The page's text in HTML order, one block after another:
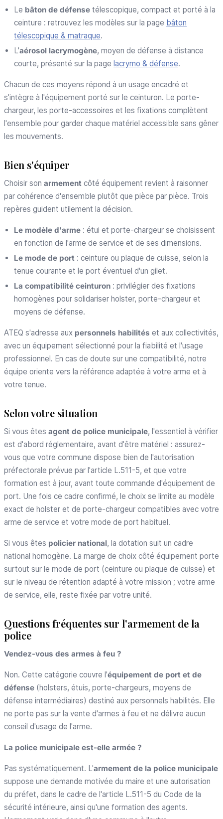
Le bâton de défense télescopique, compact et porté à la
ceinture : retrouvez les modèles sur la page bâton
télescopique & matraque.
L'aérosol lacrymogène, moyen de défense à distance
courte, présenté sur la page lacrymo & défense.
Chacun de ces moyens répond à un usage encadré et
s'intègre à l'équipement porté sur le ceinturon. Le porte-
chargeur, les porte-accessoires et les fixations complètent
l'ensemble pour garder chaque matériel accessible sans gêner
les mouvements.
Bien s'équiper
Choisir son armement côté équipement revient à raisonner
par cohérence d'ensemble plutôt que pièce par pièce. Trois
repères guident utilement la décision.
Le modèle d'arme : étui et porte-chargeur se choisissent
en fonction de l'arme de service et de ses dimensions.
Le mode de port : ceinture ou plaque de cuisse, selon la
tenue courante et le port éventuel d'un gilet.
La compatibilité ceinturon : privilégier des fixations
homogènes pour solidariser holster, porte-chargeur et
moyens de défense.
ATEQ s'adresse aux personnels habilités et aux collectivités,
avec un équipement sélectionné pour la fiabilité et l'usage
professionnel. En cas de doute sur une compatibilité, notre
équipe oriente vers la référence adaptée à votre arme et à
votre tenue.
Selon votre situation
Si vous êtes agent de police municipale, l'essentiel à vérifier
est d'abord réglementaire, avant d'être matériel : assurez-
vous que votre commune dispose bien de l'autorisation
préfectorale prévue par l'article L.511-5, et que votre
formation est à jour, avant toute commande d'équipement de
port. Une fois ce cadre confirmé, le choix se limite au modèle
exact de holster et de porte-chargeur compatibles avec votre
arme de service et votre mode de port habituel.
Si vous êtes policier national, la dotation suit un cadre
national homogène. La marge de choix côté équipement porte
surtout sur le mode de port (ceinture ou plaque de cuisse) et
sur le niveau de rétention adapté à votre mission ; votre arme
de service, elle, reste fixée par votre unité.
Questions fréquentes sur l'armement de la
police
Vendez-vous des armes à feu ?
Non. Cette catégorie couvre l'équipement de port et de
défense (holsters, étuis, porte-chargeurs, moyens de
défense intermédiaires) destiné aux personnels habilités. Elle
ne porte pas sur la vente d'armes à feu et ne délivre aucun
conseil d'usage de l'arme.
La police municipale est-elle armée ?
Pas systématiquement. L'armement de la police municipale
suppose une demande motivée du maire et une autorisation
du préfet, dans le cadre de l'article L.511-5 du Code de la
sécurité intérieure, ainsi qu'une formation des agents.